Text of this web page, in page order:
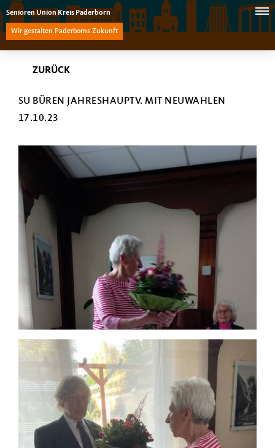
Senioren Union Kreis Paderborn
Wir gestalten Paderborns Zukunft
ZURÜCK
SU BÜREN JAHRESHAUPTV. MIT NEUWAHLEN
17.10.23